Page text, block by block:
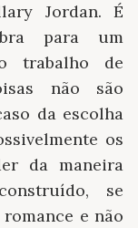
Jordan. É
para um
trabalho de
não são
da escolha
os
da maneira
se
e não